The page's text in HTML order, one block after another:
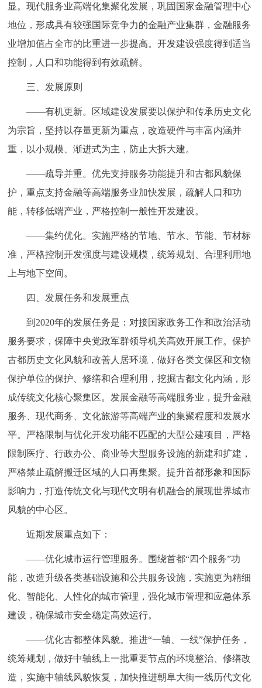
显。现代服务业高端化集聚化发展，巩固国家金融管理中心
地位，形成具有较强国际竞争力的金融产业集群，金融服务
业增加值占全市的比重进一步提高。开发建设强度得到适当
控制，人口和功能得到有效疏解。
三、发展原则
——有机更新。区域建设发展要以保护和传承历史文化
为宗旨，坚持以存量更新为重点，改造硬件与丰富内涵并
重，以小规模、渐进式为主，防止大拆大建。
——疏导并重。优先支持服务功能提升和古都风貌保
护，重点支持金融等高端服务业加快发展，疏解人口和功
能，转移低端产业，严格控制一般性开发建设。
——集约优化。实施严格的节地、节水、节能、节材标
准，严格控制开发强度与建设规模，统筹规划、合理利用地
上与地下空间。
四、发展任务和发展重点
到2020年的发展任务是：对接国家政务工作和政治活动
服务要求，保障中央党政军群领导机关高效开展工作。保护
古都历史文化风貌和改善人居环境，做好各类文保区和文物
保护单位的保护、修缮和合理利用，挖掘古都文化内涵，形
成传统文化核心聚集区。发展金融等高端服务业，提升金融
服务、现代商务、文化旅游等高端产业的集聚程度和发展水
平。严格限制与优化开发功能不匹配的大型公建项目，严格
限制医疗、行政办公、商业等大型服务设施的新建和扩建，
严格禁止疏解搬迁区域的人口再集聚。提升首都形象和国际
影响力，打造传统文化与现代文明有机融合的展现世界城市
风貌的中心区。
近期发展重点如下：
——优化城市运行管理服务。围绕首都“四个服务”功
能，改造升级各类基础设施和公共服务设施，实施更为精细
化、智能化、人性化的城市管理，强化城市管理和应急体系
建设，确保城市安全稳定高效运行。
——优化古都整体风貌。推进“一轴、一线”保护任务，
统筹规划，做好中轴线上一批重要节点的环境整治、修缮改
造，实施中轴线风貌恢复，加快推进朝阜大街一线历代文化